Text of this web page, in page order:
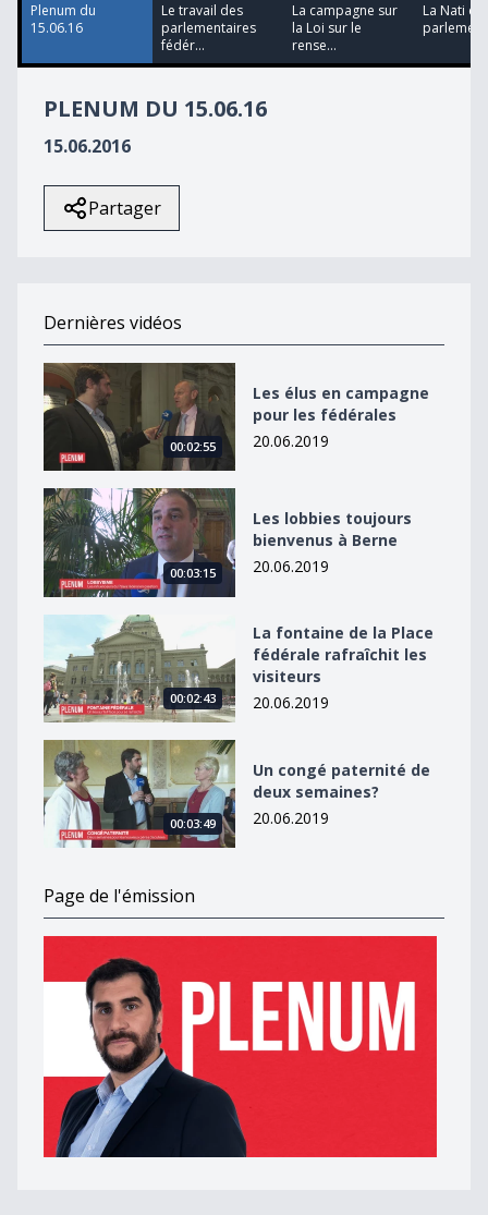
seconds
Plenum du
15.06.16
Le travail des
parlementaires
fédér...
La campagne sur
la Loi sur le
rense...
La Nati et
PLENUM DU 15.06.16
15.06.2016
Partager
Dernières vidéos
Les élus en campagne pour les fédérales
00:02:55
Les élus en campagne
pour les fédérales
20.06.2019
Les lobbies toujours bienvenus à Berne
00:03:15
Les lobbies toujours
bienvenus à Berne
20.06.2019
La fontaine de la Place fédérale rafraîchit les visiteurs
00:02:43
La fontaine de la Place
fédérale rafraîchit les
visiteurs
20.06.2019
Un congé paternité de deux semaines?
00:03:49
Un congé paternité de
deux semaines?
20.06.2019
Page de l'émission